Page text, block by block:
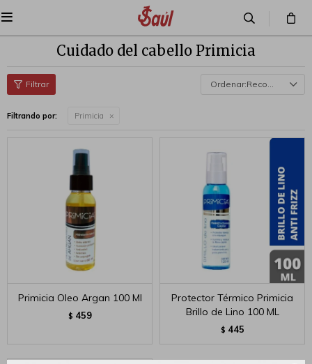

Cuidado del cabello Primicia
Recomendados
Filtrando por: Primicia
Primicia Oleo Argan 100 Ml
$ 459
Protector Térmico Primicia
Brillo de Lino 100 ML
$ 445